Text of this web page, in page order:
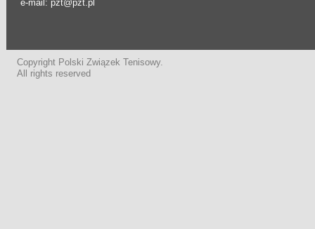
e-mail: pzt@pzt.pl
Copyright Polski Związek Tenisowy.
All rights reserved